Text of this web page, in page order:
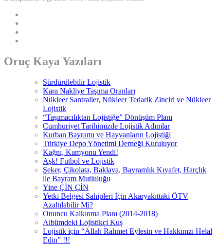
Oruç Kaya Yazıları
Sürdürülebilir Lojistik
Kara Nakliye Taşıma Oranları
Nükleer Santraller, Nükleer Tedarik Zinciri ve Nükleer
Lojistik
“Taşımacılıktan Lojistiğe” Dönüşüm Planı
Cumhuriyet Tarihimizde Lojistik Adımlar
Kurban Bayramı ve Hayvanların Lojistiği
Türkiye Depo Yönetimi Derneği Kuruluyor
Kağnı, Kamyonu Yendi!
Aşk! Futbol ve Lojistik
Şeker, Çikolata, Baklava, Bayramlık Kıyafet, Harçlık
ile Bayram Mutluluğu
Yine ÇİN ÇİN
Yetki Belgesi Sahipleri İçin Akaryakıttaki ÖTV
Azaltılabilir Mi?
Onuncu Kalkınma Planı (2014-2018)
Albümdeki Lojistikçi Kuş
Lojistik için “Allah Rahmet Eylesin ve Hakkınızı Helal
Edin” !!!